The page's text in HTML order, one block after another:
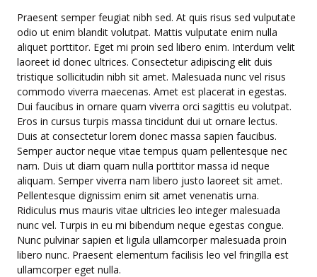
Praesent semper feugiat nibh sed. At quis risus sed vulputate
odio ut enim blandit volutpat. Mattis vulputate enim nulla
aliquet porttitor. Eget mi proin sed libero enim. Interdum velit
laoreet id donec ultrices. Consectetur adipiscing elit duis
tristique sollicitudin nibh sit amet. Malesuada nunc vel risus
commodo viverra maecenas. Amet est placerat in egestas.
Dui faucibus in ornare quam viverra orci sagittis eu volutpat.
Eros in cursus turpis massa tincidunt dui ut ornare lectus.
Duis at consectetur lorem donec massa sapien faucibus.
Semper auctor neque vitae tempus quam pellentesque nec
nam. Duis ut diam quam nulla porttitor massa id neque
aliquam. Semper viverra nam libero justo laoreet sit amet.
Pellentesque dignissim enim sit amet venenatis urna.
Ridiculus mus mauris vitae ultricies leo integer malesuada
nunc vel. Turpis in eu mi bibendum neque egestas congue.
Nunc pulvinar sapien et ligula ullamcorper malesuada proin
libero nunc. Praesent elementum facilisis leo vel fringilla est
ullamcorper eget nulla.